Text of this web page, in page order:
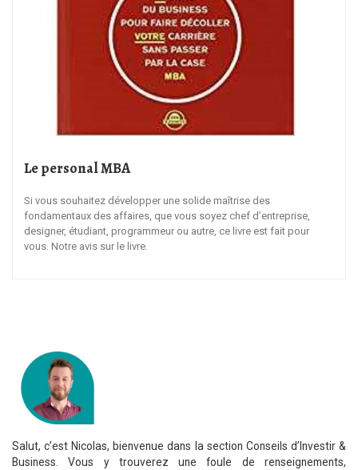
Le personal MBA
Si vous souhaitez développer une solide maîtrise des
fondamentaux des affaires, que vous soyez chef d’entreprise,
designer, étudiant, programmeur ou autre, ce livre est fait pour
vous. Notre avis sur le livre.
Salut, c’est Nicolas, bienvenue dans la section Conseils d’Investir &
Business. Vous y trouverez une foule de renseignements,